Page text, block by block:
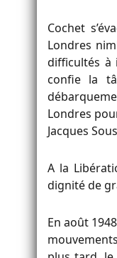
Cochet
Londres
difficultés à
confie la
Londres
Jacques
A la
dignité de
En août